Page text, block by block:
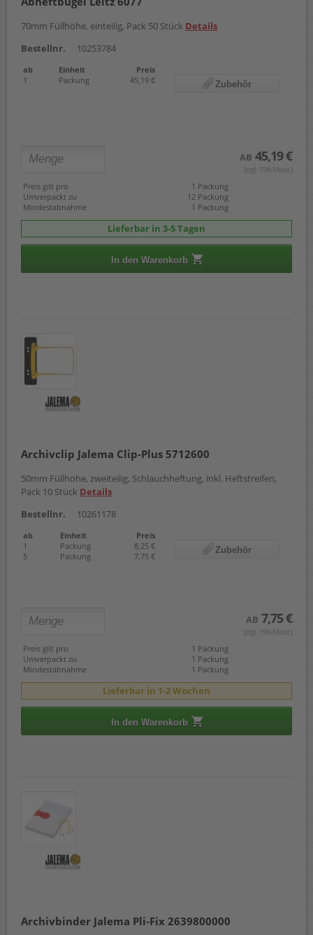
70mm Füllhöhe, einteilig, Pack 50 Stück Details
Bestellnr.
10253784
ab Einheit
Preis
1
Packung 45,19 € Zubehör
AB 45,19 €
(zzgl. 19% Mwst.)
Preis gilt pro
1 Packung
Umverpackt zu
12 Packung
Mindestabnahme
1 Packung
Lieferbar in 3-5 Tagen
In den Warenkorb
Archivclip Jalema Clip-Plus 5712600
50mm Füllhöhe, zweiteilig, Schlauchheftung, inkl. Heftstreifen,
Pack 10 Stück Details
Bestellnr.
10261178
ab Einheit
Preis
1
Packung
8,25 €
5
Packung 7,75 €
Zubehör
AB 7,75 €
(zzgl. 19% Mwst.)
Preis gilt pro
1 Packung
Umverpackt zu
1 Packung
Mindestabnahme
1 Packung
Lieferbar in 1-2 Wochen
In den Warenkorb
Archivbinder Jalema Pli-Fix 2639800000